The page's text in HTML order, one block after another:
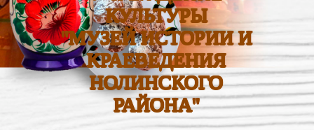
КУЛЬТУРЫ
"МУЗЕЙ ИСТОРИИ И
КРАЕВЕДЕНИЯ
НОЛИНСКОГО
РАЙОНА"